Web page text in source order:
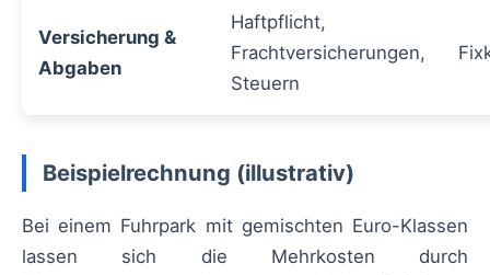
Versicherung &
Abgaben
Haftpflicht,
Frachtversicherungen,
Steuern
Beispielrechnung (illustrativ)
Bei einem Fuhrpark mit gemischten Euro-Klassen
lassen sich die Mehrkosten durch